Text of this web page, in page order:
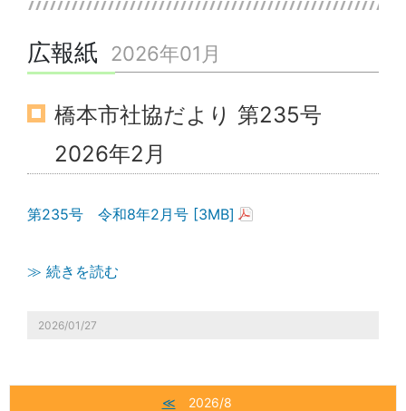
広報紙 2026年01月
橋本市社協だより 第235号
2026年2月
第235号 令和8年2月号 [3MB]
≫ 続きを読む
2026/01/27
≪ 2026/8